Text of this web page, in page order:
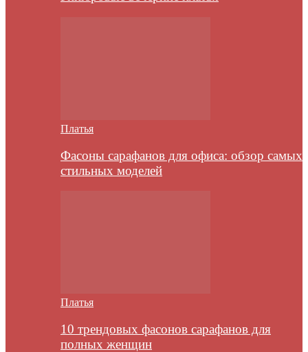
Платья
Фасоны сарафанов для офиса: обзор самых
стильных моделей
Платья
10 трендовых фасонов сарафанов для
полных женщин